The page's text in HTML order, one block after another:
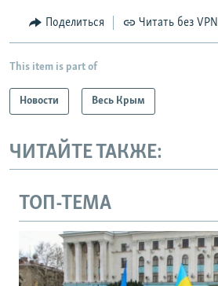
Поделиться Читать без VPN
This item is part of
Новости Весь Крым
ЧИТАЙТЕ ТАКЖЕ:
ТОП-ТЕМА